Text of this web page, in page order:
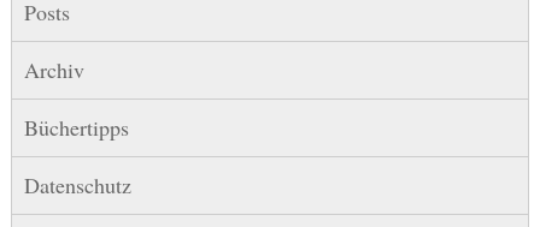
Posts
Archiv
Büchertipps
Datenschutz